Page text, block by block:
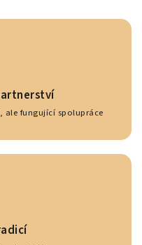
ale fungující spolupráce